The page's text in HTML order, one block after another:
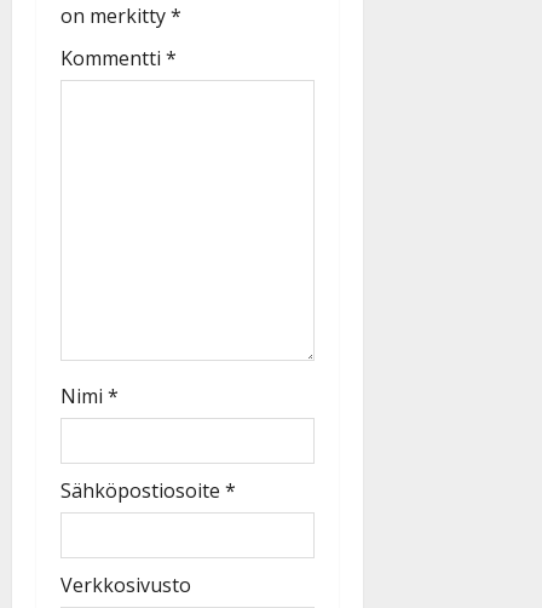
on merkitty*
Kommentti *
Nimi *
Sähköpostiosoite *
Verkkosivusto